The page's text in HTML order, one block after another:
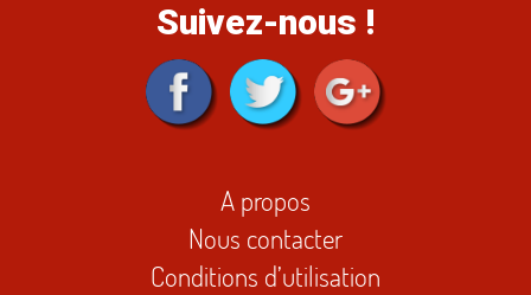
Suivez-nous !
A propos
Nous contacter
Conditions d’utilisation